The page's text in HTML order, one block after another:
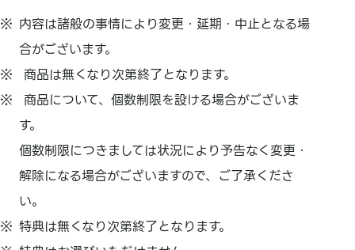
内容は諸般の事情により変更・延期・中止となる場
合がございます。
商品は無くなり次第終了となります。
商品について、個数制限を設ける場合がございま
す。
個数制限につきましては状況により予告なく変更・
解除になる場合がございますので、ご了承くださ
い。
特典は無くなり次第終了となります。